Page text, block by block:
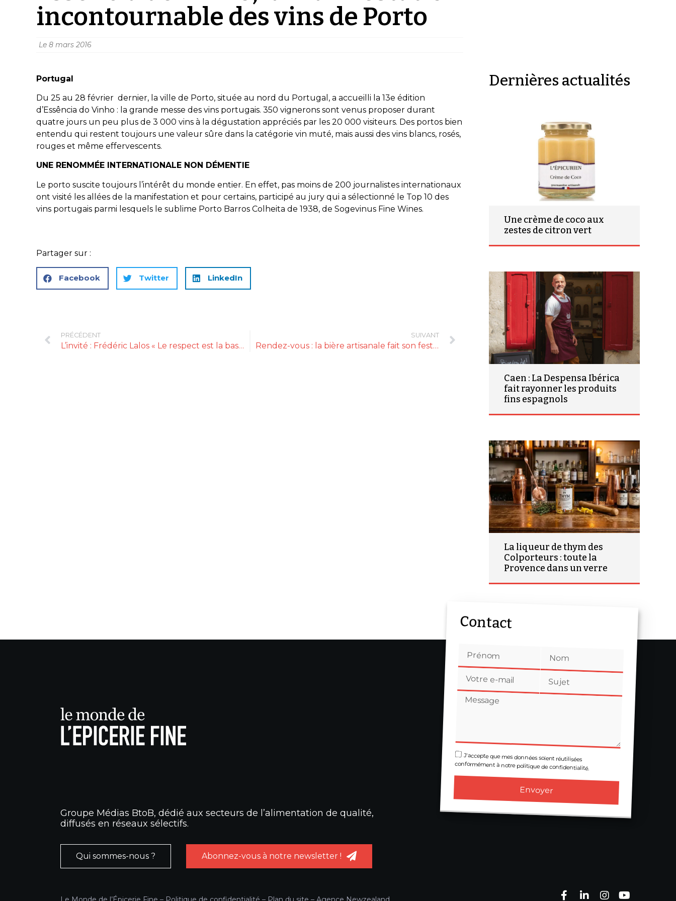
incontournable des vins de Porto
Le 8 mars 2016
Portugal
Du 25 au 28 février dernier, la ville de Porto, située au nord du Portugal, a accueilli la 13e édition
d’Essência do Vinho : la grande messe des vins portugais. 350 vignerons sont venus proposer durant
quatre jours un peu plus de 3 000 vins à la dégustation appréciés par les 20 000 visiteurs. Des portos bien
entendu qui restent toujours une valeur sûre dans la catégorie vin muté, mais aussi des vins blancs, rosés,
rouges et même effervescents.
UNE RENOMMÉE INTERNATIONALE NON DÉMENTIE
Le porto suscite toujours l’intérêt du monde entier. En effet, pas moins de 200 journalistes internationaux
ont visité les allées de la manifestation et pour certains, participé au jury qui a sélectionné le Top 10 des
vins portugais parmi lesquels le sublime Porto Barros Colheita de 1938, de Sogevinus Fine Wines.
Partager sur :
Facebook Twitter LinkedIn
PRÉCÉDENT
L’invité : Frédéric Lalos « Le respect est la base de nos métiers »
SUIVANT
Rendez-vous : la bière artisanale fait son festival
Dernières actualités
Une crème de coco aux
zestes de citron vert
Caen : La Despensa Ibérica
fait rayonner les produits
fins espagnols
La liqueur de thym des
Colporteurs : toute la
Provence dans un verre
Groupe Médias BtoB, dédié aux secteurs de l’alimentation de qualité,
diffusés en réseaux sélectifs.
Qui sommes-nous ? Abonnez-vous à notre newsletter !
Contact
J'accepte que mes données soient réutilisées
conformément à notre politique de confidentialité.
Envoyer